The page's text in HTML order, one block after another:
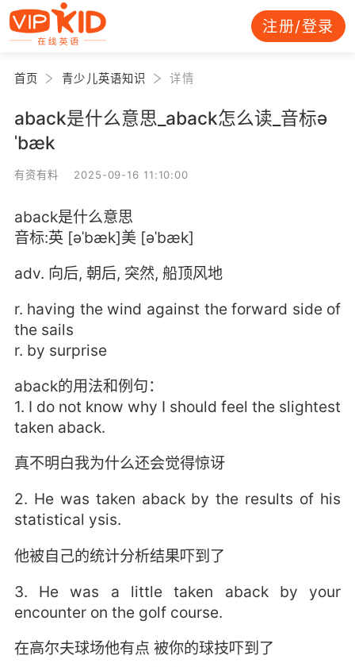
注册/登录
首页 青少儿英语知识 详情
aback是什么意思_aback怎么读_音标ə
ˈbæk
有资有料 2025-09-16 11:10:00
aback是什么意思
音标:英 [əˈbæk]美 [əˈbæk]
adv. 向后, 朝后, 突然, 船顶风地
r. having the wind against the forward side of
the sails
r. by surprise
aback的用法和例句：
1. I do not know why I should feel the slightest
taken aback.
真不明白我为什么还会觉得惊讶
2. He was taken aback by the results of his
statistical ysis.
他被自己的统计分析结果吓到了
3. He was a little taken aback by your
encounter on the golf course.
在高尔夫球场他有点 被你的球技吓到了